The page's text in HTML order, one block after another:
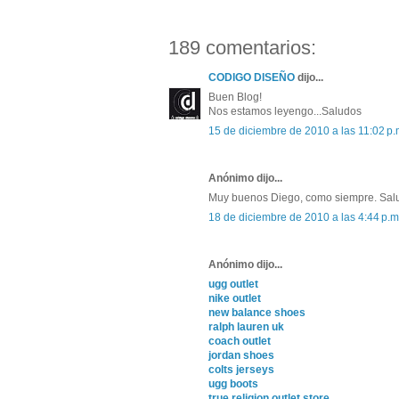
189 comentarios:
CODIGO DISEÑO dijo...
Buen Blog!
Nos estamos leyengo...Saludos
15 de diciembre de 2010 a las 11:02
Anónimo dijo...
Muy buenos Diego, como siempre.
18 de diciembre de 2010 a las 4:44
Anónimo dijo...
ugg outlet
nike outlet
new balance shoes
ralph lauren uk
coach outlet
jordan shoes
colts jerseys
ugg boots